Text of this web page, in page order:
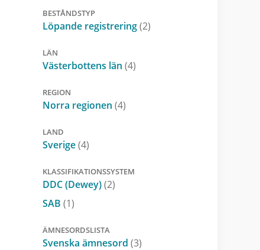
BESTÅNDSTYP
Löpande registrering(2)
LÄN
Västerbottens län (4)
REGION
Norra regionen (4)
LAND
Sverige(4)
KLASSIFIKATIONSSYSTEM
DDC (Dewey)(2)
SAB (1)
ÄMNESORDSLISTA
Svenska ämnesord (3)